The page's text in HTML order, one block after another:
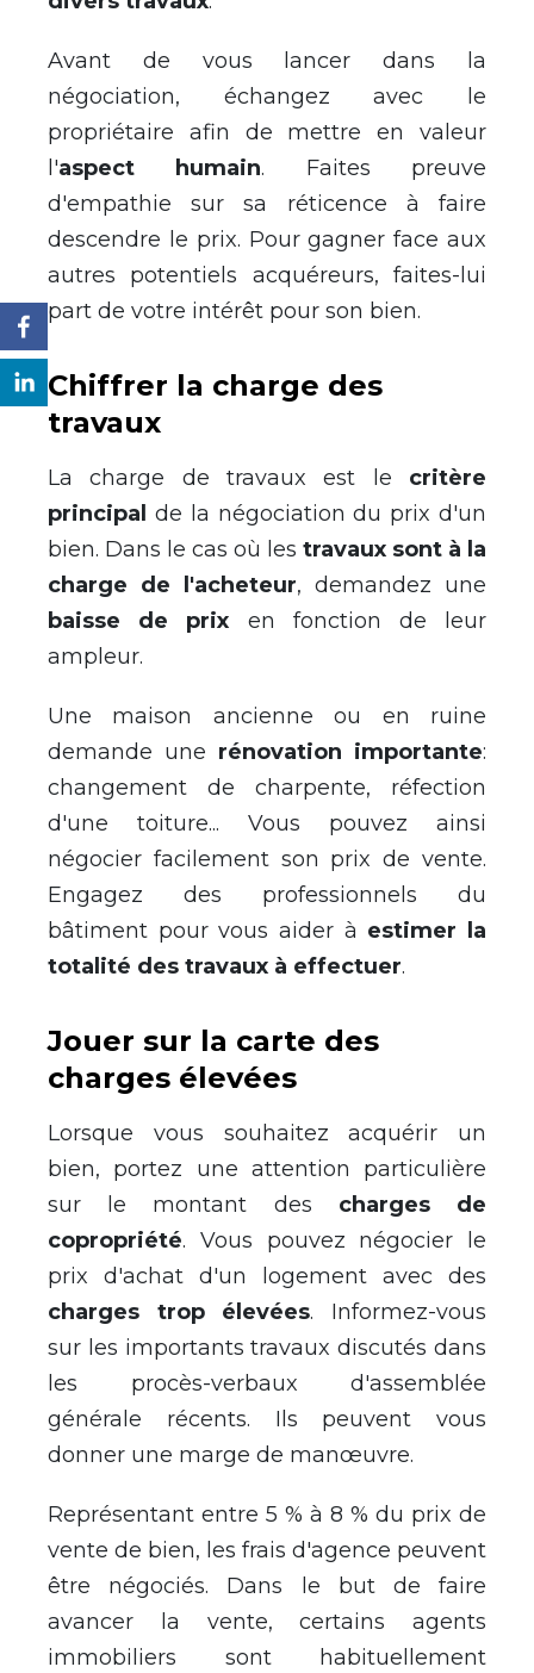
Avant de vous lancer dans la
négociation, échangez avec le
propriétaire afin de mettre en valeur
l'aspect humain. Faites preuve
d'empathie sur sa réticence à faire
descendre le prix. Pour gagner face aux
autres potentiels acquéreurs, faites-lui
part de votre intérêt pour son bien.
Chiffrer la charge des
travaux
La charge de travaux est le critère
principal de la négociation du prix d'un
bien. Dans le cas où les travaux sont à la
charge de l'acheteur, demandez une
baisse de prix en fonction de leur
ampleur.
Une maison ancienne ou en ruine
demande une rénovation importante:
changement de charpente, réfection
d'une toiture... Vous pouvez ainsi
négocier facilement son prix de vente.
Engagez des professionnels du
bâtiment pour vous aider à estimer la
totalité des travaux à effectuer.
Jouer sur la carte des
charges élevées
Lorsque vous souhaitez acquérir un
bien, portez une attention particulière
sur le montant des charges de
copropriété. Vous pouvez négocier le
prix d'achat d'un logement avec des
charges trop élevées. Informez-vous
sur les importants travaux discutés dans
les procès-verbaux d'assemblée
générale récents. Ils peuvent vous
donner une marge de manœuvre.
Représentant entre 5 % à 8 % du prix de
vente de bien, les frais d'agence peuvent
être négociés. Dans le but de faire
avancer la vente, certains agents
immobiliers sont habituellement